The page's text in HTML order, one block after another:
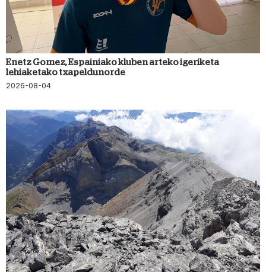
Enetz Gomez, Espainiako kluben arteko igeriketa
lehiaketako txapeldunorde
2026-08-04